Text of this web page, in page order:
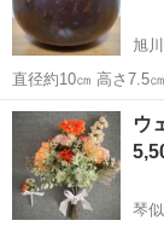
旭
直径約10㎝ 高さ7.5㎝ 厚み5㎜ 展示品で使用し
ズがあります 。 余韻が長く、低めのいい音がします。 りん布団とり
ん棒は別になりますが、
場にて、受け...
北海道 旭川市
ウ
琴